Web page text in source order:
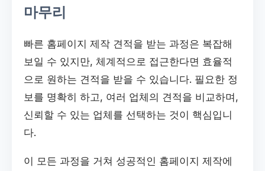
마무리
빠른 홈페이지 제작 견적을 받는 과정은 복잡해
보일 수 있지만, 체계적으로 접근한다면 효율적
으로 원하는 견적을 받을 수 있습니다. 필요한 정
보를 명확히 하고, 여러 업체의 견적을 비교하며,
신뢰할 수 있는 업체를 선택하는 것이 핵심입니
다.
이 모든 과정을 거쳐 성공적인 홈페이지 제작에